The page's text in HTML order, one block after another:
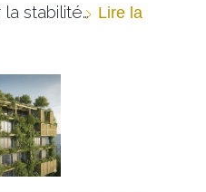
stabilité… Lire la